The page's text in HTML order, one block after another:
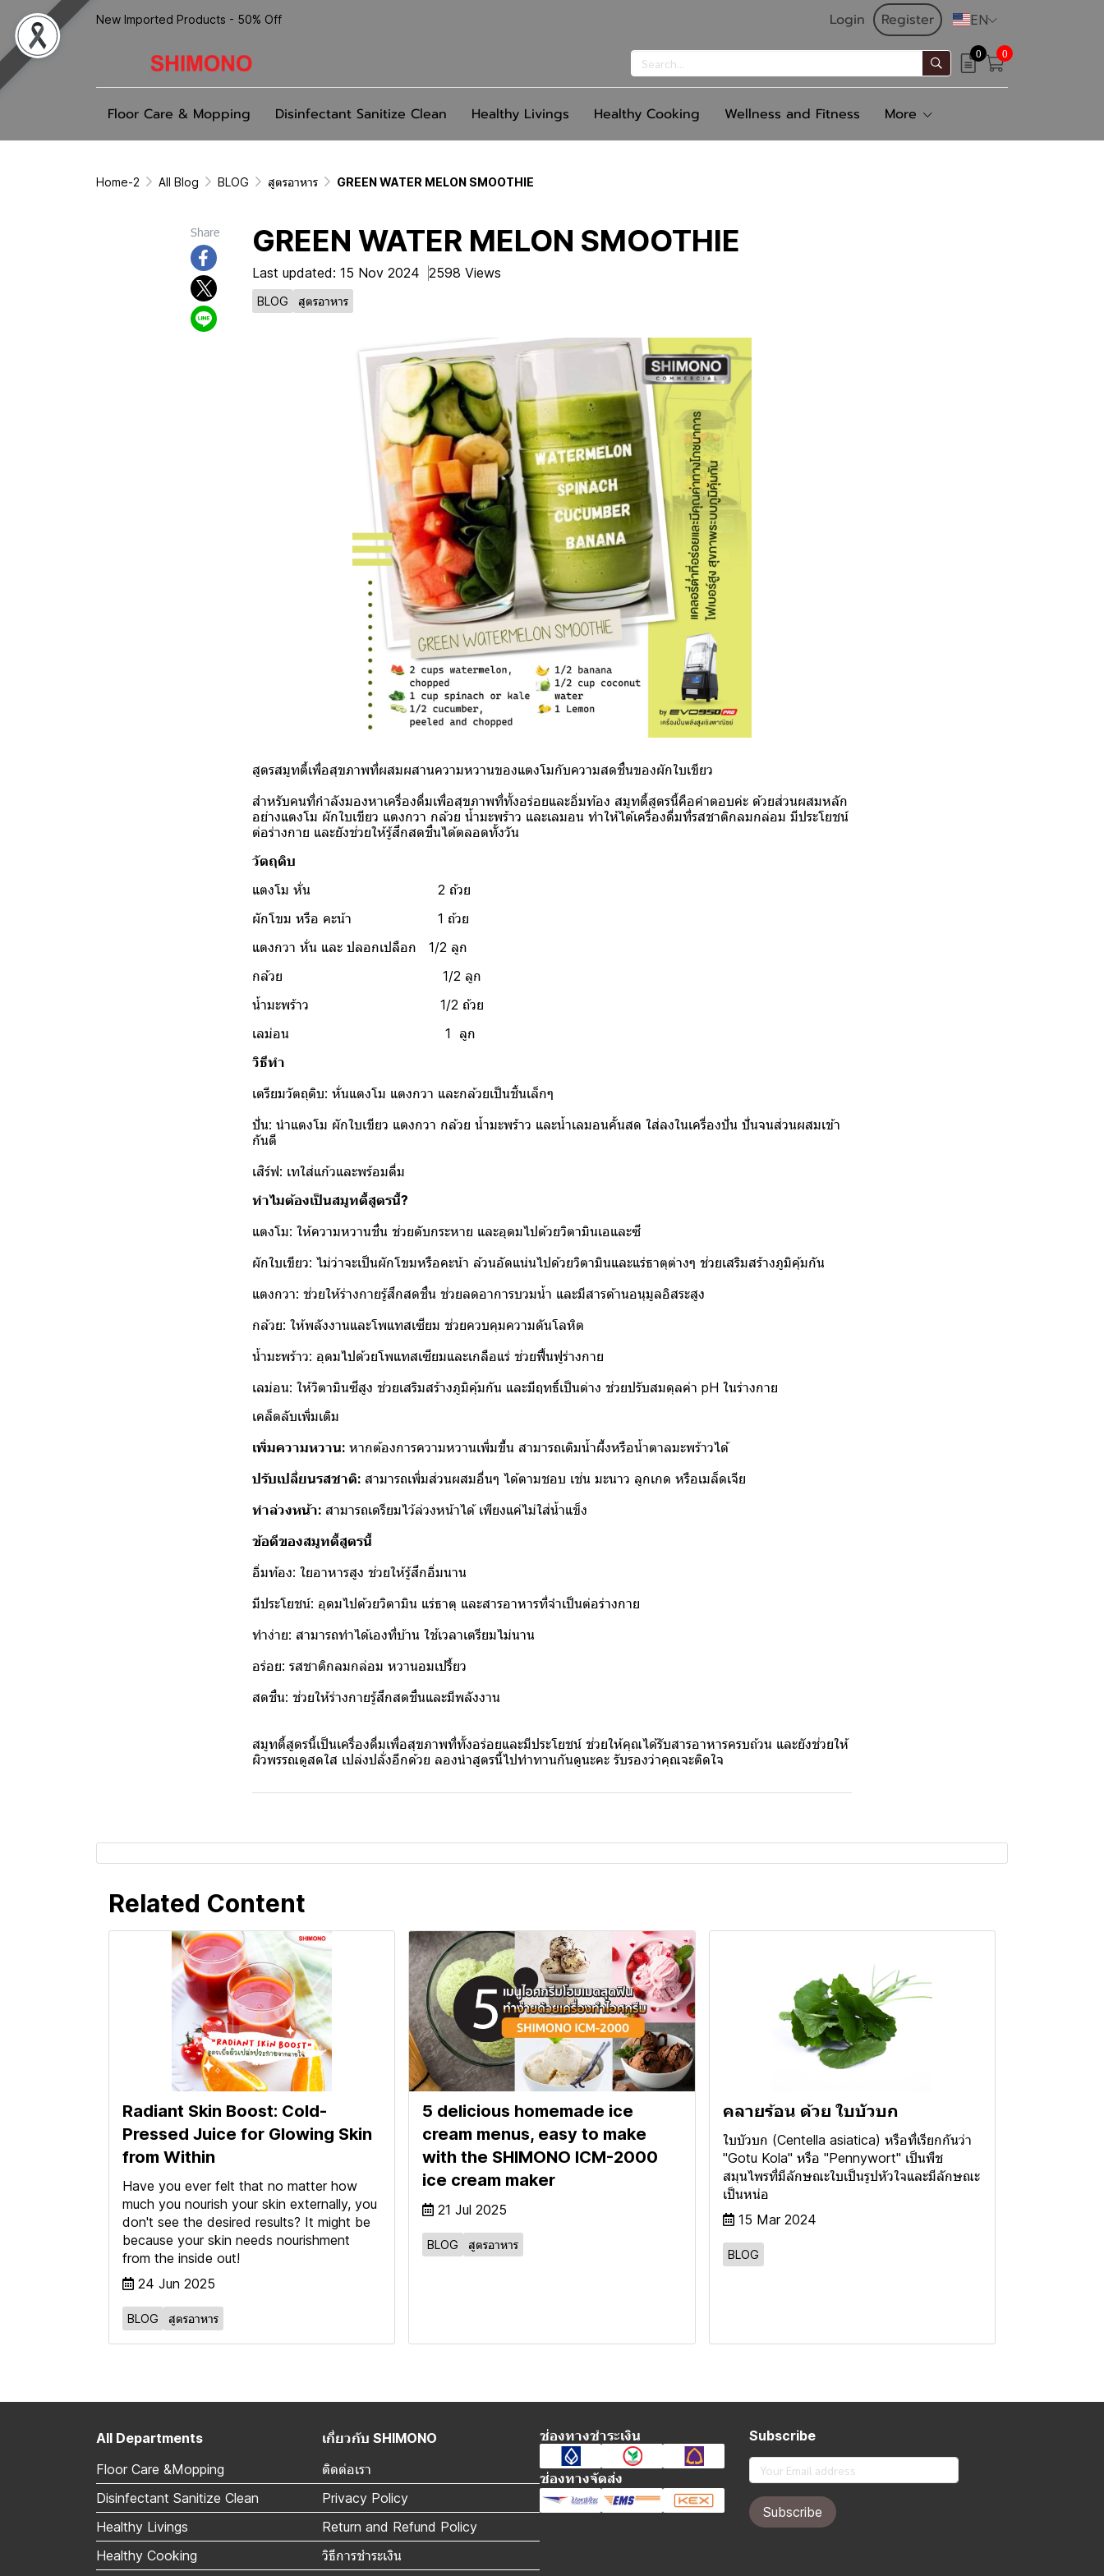
New Imported Products - 50% Off Login Register EN
0 0
Floor Care & Mopping Disinfectant Sanitize Clean Healthy Livings Healthy Cooking Wellness and Fitness More
Home-2 All Blog BLOG สูตรอาหาร GREEN WATER MELON SMOOTHIE
Share GREEN WATER MELON SMOOTHIE
Last updated: 15 Nov 2024 2598 Views
BLOG สูตรอาหาร
สูตรสมูทตี้เพื่อสุขภาพที่ผสมผสานความหวานของแตงโมกับความสดชื่นของผักใบเขียว
สำหรับคนที่กำลังมองหาเครื่องดื่มเพื่อสุขภาพที่ทั้งอร่อยและอิ่มท้อง สมูทตี้สูตรนี้คือคำตอบค่ะ ด้วยส่วนผสมหลัก
อย่างแตงโม ผักใบเขียว แตงกวา กล้วย น้ำมะพร้าว และเลมอน ทำให้ได้เครื่องดื่มที่รสชาติกลมกล่อม มีประโยชน์
ต่อร่างกาย และยังช่วยให้รู้สึกสดชื่นได้ตลอดทั้งวัน
วัตถุดิบ
แตงโม หั่น 2 ถ้วย
ผักโขม หรือ คะน้า 1 ถ้วย
แตงกวา หั่น และ ปลอกเปลือก 1/2 ลูก
กล้วย 1/2 ลูก
น้ำมะพร้าว 1/2 ถ้วย
เลม่อน 1 ลูก
วิธีทำ
เตรียมวัตถุดิบ: หั่นแตงโม แตงกวา และกล้วยเป็นชิ้นเล็กๆ
ปั่น: นำแตงโม ผักใบเขียว แตงกวา กล้วย น้ำมะพร้าว และน้ำเลมอนคั้นสด ใส่ลงในเครื่องปั่น ปั่นจนส่วนผสมเข้า
กันดี
เสิร์ฟ: เทใส่แก้วและพร้อมดื่ม
ทำไมต้องเป็นสมูทตี้สูตรนี้?
แตงโม: ให้ความหวานชื่น ช่วยดับกระหาย และอุดมไปด้วยวิตามินเอและซี
ผักใบเขียว: ไม่ว่าจะเป็นผักโขมหรือคะน้า ล้วนอัดแน่นไปด้วยวิตามินและแร่ธาตุต่างๆ ช่วยเสริมสร้างภูมิคุ้มกัน
แตงกวา: ช่วยให้ร่างกายรู้สึกสดชื่น ช่วยลดอาการบวมน้ำ และมีสารต้านอนุมูลอิสระสูง
กล้วย: ให้พลังงานและโพแทสเซียม ช่วยควบคุมความดันโลหิต
น้ำมะพร้าว: อุดมไปด้วยโพแทสเซียมและเกลือแร่ ช่วยฟื้นฟูร่างกาย
เลม่อน: ให้วิตามินซีสูง ช่วยเสริมสร้างภูมิคุ้มกัน และมีฤทธิ์เป็นด่าง ช่วยปรับสมดุลค่า pH ในร่างกาย
เคล็ดลับเพิ่มเติม
เพิ่มความหวาน: หากต้องการความหวานเพิ่มขึ้น สามารถเติมน้ำผึ้งหรือน้ำตาลมะพร้าวได้
ปรับเปลี่ยนรสชาติ: สามารถเพิ่มส่วนผสมอื่นๆ ได้ตามชอบ เช่น มะนาว ลูกเกด หรือเมล็ดเจีย
ทำล่วงหน้า: สามารถเตรียมไว้ล่วงหน้าได้ เพียงแค่ไม่ใส่น้ำแข็ง
ข้อดีของสมูทตี้สูตรนี้
อิ่มท้อง: ใยอาหารสูง ช่วยให้รู้สึกอิ่มนาน
มีประโยชน์: อุดมไปด้วยวิตามิน แร่ธาตุ และสารอาหารที่จำเป็นต่อร่างกาย
ทำง่าย: สามารถทำได้เองที่บ้าน ใช้เวลาเตรียมไม่นาน
อร่อย: รสชาติกลมกล่อม หวานอมเปรี้ยว
สดชื่น: ช่วยให้ร่างกายรู้สึกสดชื่นและมีพลังงาน
สมูทตี้สูตรนี้เป็นเครื่องดื่มเพื่อสุขภาพที่ทั้งอร่อยและมีประโยชน์ ช่วยให้คุณได้รับสารอาหารครบถ้วน และยังช่วยให้
ผิวพรรณดูสดใส เปล่งปลั่งอีกด้วย ลองนำสูตรนี้ไปทำทานกันดูนะคะ รับรองว่าคุณจะติดใจ
Related Content
Radiant Skin Boost: Cold-
Pressed Juice for Glowing Skin
from Within
Have you ever felt that no matter how
much you nourish your skin externally, you
don't see the desired results? It might be
because your skin needs nourishment
from the inside out!
24 Jun 2025
BLOG สูตรอาหาร
5 delicious homemade ice
cream menus, easy to make
with the SHIMONO ICM-2000
ice cream maker
21 Jul 2025
BLOG สูตรอาหาร
คลายร้อน ด้วย ใบบัวบก
ใบบัวบก (Centella asiatica) หรือที่เรียกกันว่า
"Gotu Kola" หรือ "Pennywort" เป็นพืช
สมุนไพรที่มีลักษณะใบเป็นรูปหัวใจและมีลักษณะ
เป็นหน่อ
15 Mar 2024
BLOG
All Departments
Floor Care &Mopping
Disinfectant Sanitize Clean
Healthy Livings
Healthy Cooking
เกี่ยวกับ SHIMONO
ติดต่อเรา
Privacy Policy
Return and Refund Policy
วิธีการชำระเงิน
ช่องทางชำระเงิน
ช่องทางจัดส่ง
Subscribe
Subscribe